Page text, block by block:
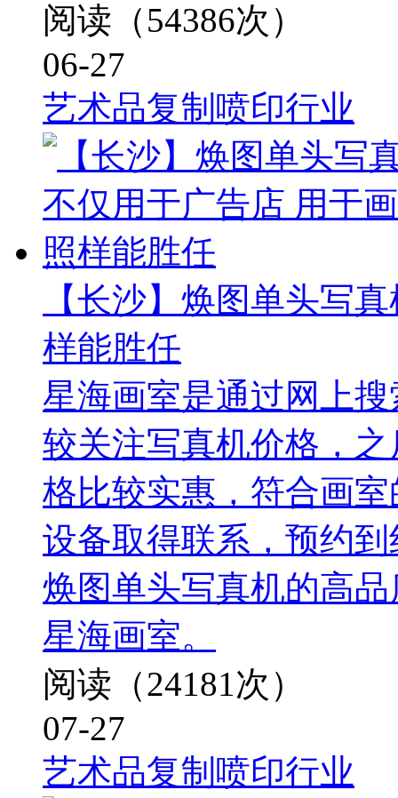
阅读（54386次）
06-27
艺术品复制喷印行业
【长沙】焕图单头写
样能胜任
星海画室是通过网上
较关注写真机价格，
格比较实惠，符合画
设备取得联系，预约
焕图单头写真机的高
星海画室。
阅读（24181次）
07-27
艺术品复制喷印行业